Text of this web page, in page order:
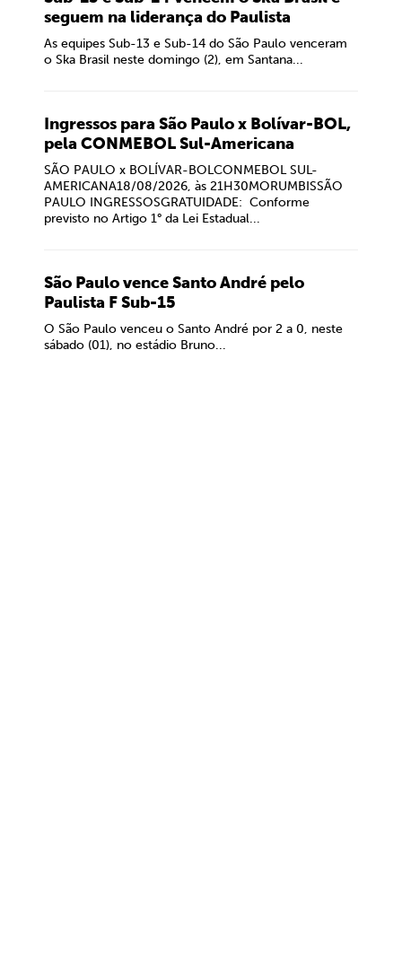
seguem na liderança do Paulista
As equipes Sub-13 e Sub-14 do São Paulo venceram
o Ska Brasil neste domingo (2), em Santana...
Ingressos para São Paulo x Bolívar-BOL,
pela CONMEBOL Sul-Americana
SÃO PAULO x BOLÍVAR-BOLCONMEBOL SUL-
AMERICANA18/08/2026, às 21H30MORUMBISSÃO
PAULO INGRESSOSGRATUIDADE: Conforme
previsto no Artigo 1° da Lei Estadual...
São Paulo vence Santo André pelo
Paulista F Sub-15
O São Paulo venceu o Santo André por 2 a 0, neste
sábado (01), no estádio Bruno...